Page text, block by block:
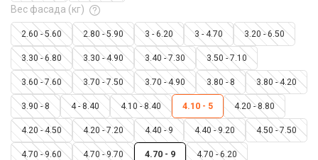
Вес фасада (кг)
2.60 - 5.60 2.80 - 5.90 3 - 6.20 3 - 4.70 3.20 - 6.50
3.30 - 6.80 3.30 - 4.90 3.40 - 7.30 3.50 - 7.10
3.60 - 7.60 3.70 - 7.50 3.70 - 4.90 3.80 - 8 3.80 - 4.20
3.90 - 8 4 - 8.40 4.10 - 8.40 4.10 - 5 4.20 - 8.80
4.20 - 4.50 4.20 - 7.20 4.40 - 9 4.40 - 9.20 4.50 - 7.50
4.70 - 9.60 4.70 - 9.70 4.70 - 9 4.70 - 6.20